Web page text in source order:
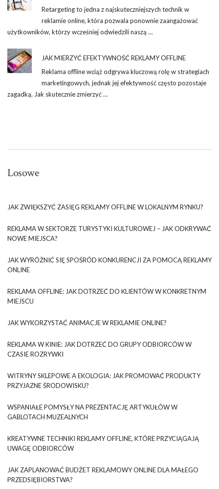
Retargeting to jedna z najskuteczniejszych technik w
reklamie online, która pozwala ponownie zaangażować
użytkowników, którzy wcześniej odwiedzili naszą …
JAK MIERZYĆ EFEKTYWNOŚĆ REKLAMY OFFLINE
Reklama offline wciąż odgrywa kluczową rolę w strategiach
marketingowych, jednak jej efektywność często pozostaje
zagadką. Jak skutecznie zmierzyć …
Losowe
JAK ZWIĘKSZYĆ ZASIĘG REKLAMY OFFLINE W LOKALNYM RYNKU?
REKLAMA W SEKTORZE TURYSTYKI KULTUROWEJ – JAK ODKRYWAĆ
NOWE MIEJSCA?
JAK WYRÓŻNIĆ SIĘ SPOŚRÓD KONKURENCJI ZA POMOCĄ REKLAMY
ONLINE
REKLAMA OFFLINE: JAK DOTRZEĆ DO KLIENTÓW W KONKRETNYM
MIEJSCU
JAK WYKORZYSTAĆ ANIMACJE W REKLAMIE ONLINE?
REKLAMA W KINIE: JAK DOTRZEĆ DO GRUPY ODBIORCÓW W
CZASIE ROZRYWKI
WITRYNY SKLEPOWE A EKOLOGIA: JAK PROMOWAĆ PRODUKTY
PRZYJAZNE ŚRODOWISKU?
WSPANIAŁE POMYSŁY NA PREZENTACJĘ ARTYKUŁÓW W
GABLOTACH MUZEALNYCH
KREATYWNE TECHNIKI REKLAMY OFFLINE, KTÓRE PRZYCIĄGAJĄ
UWAGĘ ODBIORCÓW
JAK ZAPLANOWAĆ BUDŻET REKLAMOWY ONLINE DLA MAŁEGO
PRZEDSIĘBIORSTWA?